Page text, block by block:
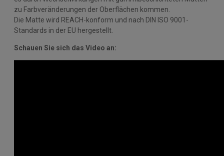
zu Farbveränderungen der Oberflächen kommen.
Die Matte wird REACH-konform und nach DIN ISO 9001-
Standards in der EU hergestellt.
Schauen Sie sich das Video an: